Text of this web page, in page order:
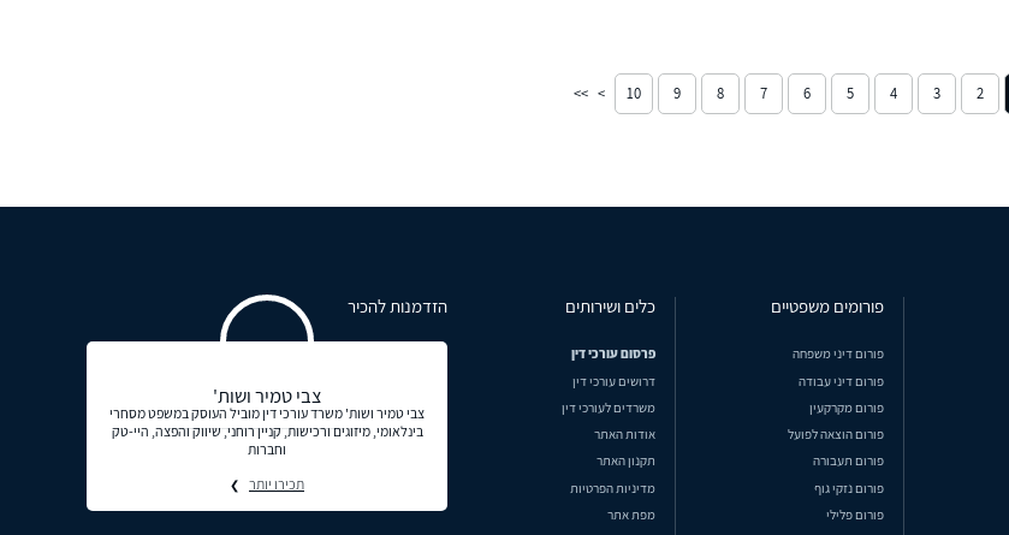
2
3
4
5
6
7
8
9
10
פורומים משפטיים
פורום דיני משפחה
פורום דיני עבודה
פורום מקרקעין
פורום הוצאה לפועל
פורום תעבורה
פורום נזקי גוף
פורום פלילי
כלים ושירותים
פרסום עורכי דין
דרושים עורכי דין
משרדים לעורכי דין
אודות האתר
תקנון האתר
מדיניות הפרטיות
מפת אתר
הזדמנות להכיר
צבי טמיר ושות'
צבי טמיר ושות' משרד עורכי דין מוביל העוסק במשפט מסחרי
בינלאומי, מיזוגים ורכישות, קניין רוחני, שיווק והפצה, היי-טק
וחברות
תכירו יותר